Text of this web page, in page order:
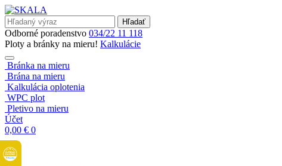
Hľadať
Odborné poradenstvo 034/22 11 118
Ploty a bránky na mieru! Kalkulácie
Bránka na mieru
Brána na mieru
Kalkulácia oplotenia
WPC plot
Pletivo na mieru
Účet
0,00 € 0